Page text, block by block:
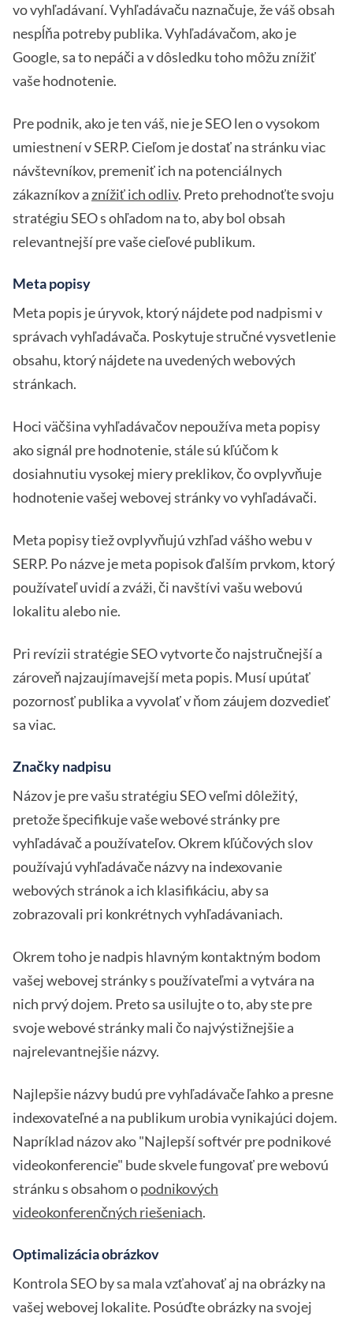
vo vyhľadávaní. Vyhľadávaču naznačuje, že váš obsah
nespĺňa potreby publika. Vyhľadávačom, ako je
Google, sa to nepáči a v dôsledku toho môžu znížiť
vaše hodnotenie.
Pre podnik, ako je ten váš, nie je SEO len o vysokom
umiestnení v SERP. Cieľom je dostať na stránku viac
návštevníkov, premeniť ich na potenciálnych
zákazníkov a znížiť ich odliv. Preto prehodnoťte svoju
stratégiu SEO s ohľadom na to, aby bol obsah
relevantnejší pre vaše cieľové publikum.
Meta popisy
Meta popis je úryvok, ktorý nájdete pod nadpismi v
správach vyhľadávača. Poskytuje stručné vysvetlenie
obsahu, ktorý nájdete na uvedených webových
stránkach.
Hoci väčšina vyhľadávačov nepoužíva meta popisy
ako signál pre hodnotenie, stále sú kľúčom k
dosiahnutiu vysokej miery preklikov, čo ovplyvňuje
hodnotenie vašej webovej stránky vo vyhľadávači.
Meta popisy tiež ovplyvňujú vzhľad vášho webu v
SERP. Po názve je meta popisok ďalším prvkom, ktorý
používateľ uvidí a zváži, či navštívi vašu webovú
lokalitu alebo nie.
Pri revízii stratégie SEO vytvorte čo najstručnejší a
zároveň najzaujímavejší meta popis. Musí upútať
pozornosť publika a vyvolať v ňom záujem dozvedieť
sa viac.
Značky nadpisu
Názov je pre vašu stratégiu SEO veľmi dôležitý,
pretože špecifikuje vaše webové stránky pre
vyhľadávač a používateľov. Okrem kľúčových slov
používajú vyhľadávače názvy na indexovanie
webových stránok a ich klasifikáciu, aby sa
zobrazovali pri konkrétnych vyhľadávaniach.
Okrem toho je nadpis hlavným kontaktným bodom
vašej webovej stránky s používateľmi a vytvára na
nich prvý dojem. Preto sa usilujte o to, aby ste pre
svoje webové stránky mali čo najvýstižnejšie a
najrelevantnejšie názvy.
Najlepšie názvy budú pre vyhľadávače ľahko a presne
indexovateľné a na publikum urobia vynikajúci dojem.
Napríklad názov ako "Najlepší softvér pre podnikové
videokonferencie" bude skvele fungovať pre webovú
stránku s obsahom opodnikových
videokonferenčných riešeniach.
Optimalizácia obrázkov
Kontrola SEO by sa mala vzťahovať aj na obrázky na
vašej webovej lokalite. Posúďte obrázky na svojej